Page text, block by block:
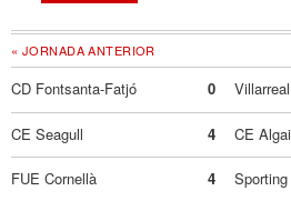
« JORNADA ANTERIOR
CD Fontsanta-Fatjó 0
CE Seagull 4 CE
FUE Cornellà 4